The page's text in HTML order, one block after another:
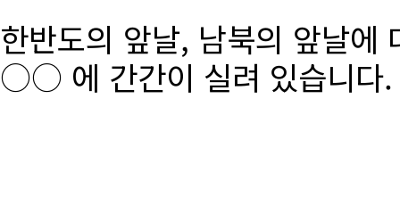
한반도의 앞날, 남북의 앞날에
○○ 에 간간이 실려 있습니다.